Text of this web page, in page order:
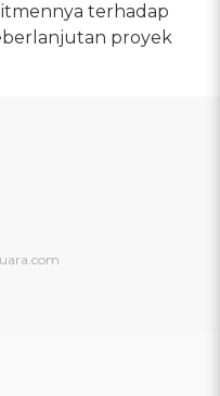
terhadap
proyek